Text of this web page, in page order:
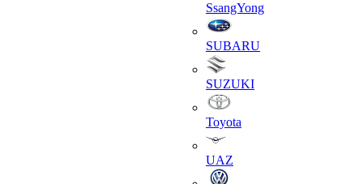
SsangYong
SUBARU
SUZUKI
Toyota
UAZ